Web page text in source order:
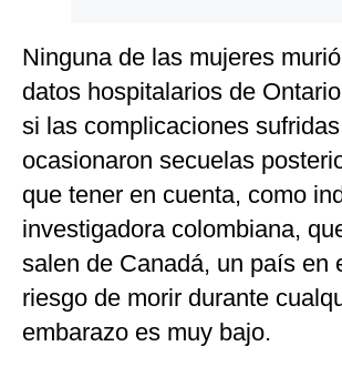
Ninguna de las mujeres
datos hospitalarios de
si las complicaciones
ocasionaron secuelas
que tener en cuenta, como
investigadora colombiana,
salen de Canadá, un país en
riesgo de morir durante
embarazo es muy bajo.